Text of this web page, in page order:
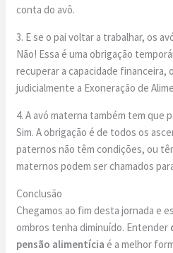
conta do avô.
3. E se o pai voltar a trabalhar, os
Não! Essa é uma obrigação
recuperar a capacidade financeira,
judicialmente a Exoneração de
4. A avó materna também tem que
Sim. A obrigação é de todos os
paternos não têm condições, ou
maternos podem ser chamados
Conclusão
Chegamos ao fim desta jornada e
ombros tenha diminuído. Entender
pensão alimentícia é a melhor